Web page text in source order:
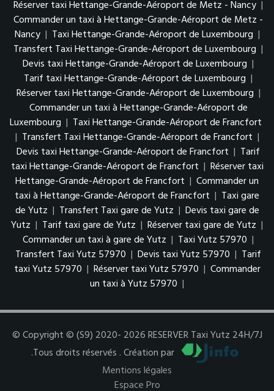
Réserver taxi Hettange-Grande-Aéroport de Metz - Nancy |
Commander un taxi à Hettange-Grande-Aéroport de Metz -
Nancy | Taxi Hettange-Grande-Aéroport de Luxembourg |
Transfert Taxi Hettange-Grande-Aéroport de Luxembourg |
Devis taxi Hettange-Grande-Aéroport de Luxembourg |
Tarif taxi Hettange-Grande-Aéroport de Luxembourg |
Réserver taxi Hettange-Grande-Aéroport de Luxembourg |
Commander un taxi à Hettange-Grande-Aéroport de
Luxembourg | Taxi Hettange-Grande-Aéroport de Francfort
| Transfert Taxi Hettange-Grande-Aéroport de Francfort |
Devis taxi Hettange-Grande-Aéroport de Francfort | Tarif
taxi Hettange-Grande-Aéroport de Francfort | Réserver taxi
Hettange-Grande-Aéroport de Francfort | Commander un
taxi à Hettange-Grande-Aéroport de Francfort | Taxi gare
de Yutz | Transfert Taxi gare de Yutz | Devis taxi gare de
Yutz | Tarif taxi gare de Yutz | Réserver taxi gare de Yutz |
Commander un taxi à gare de Yutz | Taxi Yutz 57970 |
Transfert Taxi Yutz 57970 | Devis taxi Yutz 57970 | Tarif
taxi Yutz 57970 | Réserver taxi Yutz 57970 | Commander
un taxi à Yutz 57970 |
© Copyright © (S9) 2020- 2026 RESERVER Taxi Yutz 24H/7J
.Tous droits réservés . Création par
Mentions légales
Espace Pro